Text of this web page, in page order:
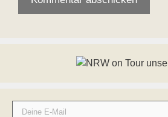
Deine E-Mail